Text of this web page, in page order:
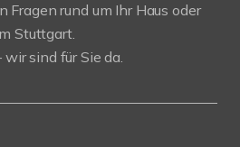
Fragen rund um Ihr Haus oder
Stuttgart.
sind für Sie da.